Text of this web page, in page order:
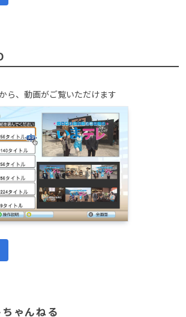
ら、動画がご覧いただけます
ゃんねる